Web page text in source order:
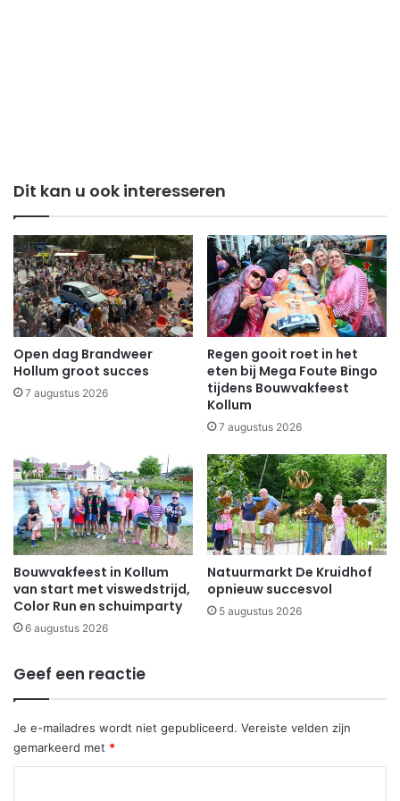
Dit kan u ook interesseren
Open dag Brandweer
Hollum groot succes
7 augustus 2026
Regen gooit roet in het
eten bij Mega Foute Bingo
tijdens Bouwvakfeest
Kollum
7 augustus 2026
Bouwvakfeest in Kollum
van start met viswedstrijd,
Color Run en schuimparty
6 augustus 2026
Natuurmarkt De Kruidhof
opnieuw succesvol
5 augustus 2026
Geef een reactie
Je e-mailadres wordt niet gepubliceerd. Vereiste velden zijn
gemarkeerd met *